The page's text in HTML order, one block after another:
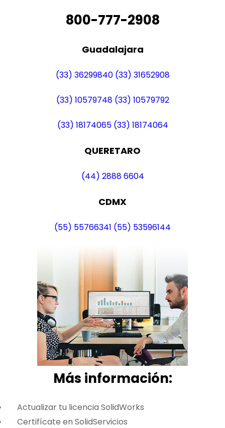
800-777-2908
Guadalajara
(33) 36299840 (33) 31652908
(33) 10579748 (33) 10579792
(33) 18174065 (33) 18174064
QUERETARO
(44) 2888 6604
CDMX
(55) 55766341 (55) 53596144
Más información:
Actualizar tu licencia SolidWorks
Certifícate en SolidServicios